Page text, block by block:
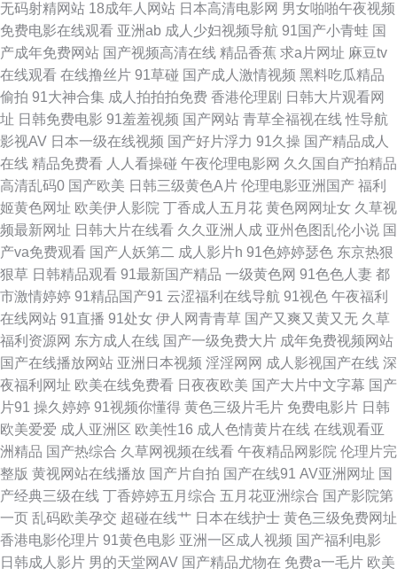
级网站 AV免费精东 国产精品射 久久偷精品 综合色图影音先锋 福利五区 青
青草视频偷拍 91爽片 国产在线网址 久草精品国产 操逼av资源导航 黄色短片
免费 天天操片 豆花AV网站入口 午夜福利98 成人秀场 人妻美少妇 蜜桃麻豆
久久 韩国自拍三及片 日本激情综合 51偷拍 韩国人妻Av 日韩不卡一区 91传
媒学生妹 欧美特集黄色A片 中文字幕资源站 超碰自慰 青娱乐性爱网 精品蔬
菜一区二区 亚洲操逼视频网 97资源网站 男人的天堂红桃 午夜天堂91视频 福
利地址发布页 91看斤 国产久草视频 日韩午夜 avav在线观看 国产精品欧美专
区 青青草自拍视频 超碰成人影视 久久伊人视频 国产91视频播放 日韩性爱
AⅤ 亚洲性爱加比勒 97人人色 亚洲天堂午夜剧场 超碰婷婷色 美女91视频 91
工厂 福利电影午夜AV 综合97超碰 久草国产视频 久草丁香 亚洲另类偷拍精
品 97在线视 欧美一二三四福利 AV线上成人在线 久久狠狠综合 人免费超碰
成人AV在线资源 三级视频网站 国产精品色哟哟 日韩五月丁香影院 av大香蕉
久久 蜜桃抖阴下载 三级片在线导航 欧美草逼网 三级金典91 中日韩三级片
无码射精网站 18成年人网站 日本高清电影网 男女啪啪午夜视频
免费电影在线观看 亚洲ab 成人少妇视频导航 91国产小青蛙 国
产成年免费网站 国产视频高清在线 精品香蕉 求a片网址 麻豆tv
在线观看 在线撸丝片 91草碰 国产成人激情视频 黑料吃瓜精品
偷拍 91大神合集 成人拍拍拍免费 香港伦理剧 日韩大片观看网
址 日韩免费电影 91羞羞视频 国产网站 青草全福视在线 性导航
影视AV 日本一级在线视频 国产好片浮力 91久操 国产精品成人
在线 精品免费看 人人看操碰 午夜伦理电影网 久久国自产拍精品
高清乱码0 国产欧美 日韩三级黄色A片 伦理电影亚洲国产 福利
姬黄色网址 欧美伊人影院 丁香成人五月花 黄色网网址女 久草视
频最新网址 日韩大片在线看 久久亚洲人成 亚州色图乱伦小说 国
产va免费观看 国产人妖第二 成人影片h 91色婷婷瑟色 东京热狠
狠草 日韩精品观看 91最新国产精品 一级黄色网 91色色人妻 都
市激情婷婷 91精品国产91 云涩福利在线导航 91视色 午夜福利
在线网站 91直播 91处女 伊人网青青草 国产又爽又黄又无 久草
福利资源网 东方成人在线 国产一级免费大片 成年免费视频网站
国产在线播放网站 亚洲日本视频 淫淫网网 成人影视国产在线 深
夜福利网址 欧美在线免费看 日夜夜欧美 国产大片中文字幕 国产
片91 操久婷婷 91视频你懂得 黄色三级片毛片 免费电影片 日韩
欧美爱爱 成人亚洲区 欧美性16 成人色情黄片在线 在线观看亚
洲精品 国产热综合 久草网视频在线看 午夜精品网影院 伦理片完
整版 黄视网站在线播放 国产片自拍 国产在线91 AV亚洲网址 国
产经典三级在线 丁香婷婷五月综合 五月花亚洲综合 国产影院第
一页 乱码欧美孕交 超碰在线艹 日本在线护士 黄色三级免费网址
香港电影伦理片 91黄色电影 亚洲一区成人视频 国产福利电影
日韩成人影片 男的天堂网AV 国产精品尤物在 免费a一毛片 欧美